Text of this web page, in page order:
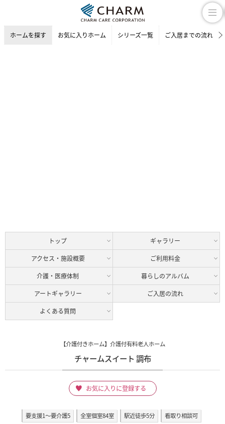
ホームを探す お気に入りホーム シリーズ一覧 ご入居までの流れ
トップ
ギャラリー
アクセス・施設概要
ご利用料金
介護・医療体制
暮らしのアルバム
アートギャラリー
ご入居の流れ
よくある質問
【介護付きホーム】介護付有料老人ホーム
チャームスイート 調布
お気に入りに登録する
要支援1～要介護5 全室個室84室 駅近徒歩5分
看取り相談可